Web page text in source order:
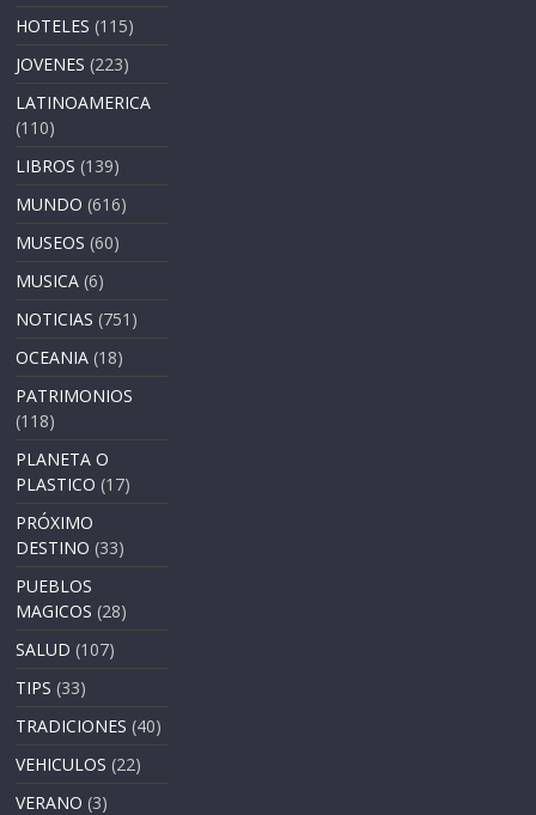
HOTELES (115)
JOVENES (223)
LATINOAMERICA
(110)
LIBROS (139)
MUNDO (616)
MUSEOS (60)
MUSICA (6)
NOTICIAS (751)
OCEANIA (18)
PATRIMONIOS
(118)
PLANETA O
PLASTICO (17)
PRÓXIMO
DESTINO (33)
PUEBLOS
MAGICOS (28)
SALUD (107)
TIPS (33)
TRADICIONES (40)
VEHICULOS (22)
VERANO (3)